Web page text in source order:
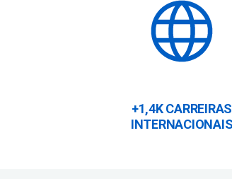
+1,4K CARREIRAS